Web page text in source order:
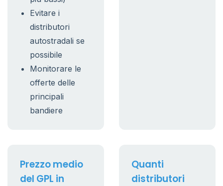
Evitare i
distributori
autostradali se
possibile
Monitorare le
offerte delle
principali
bandiere
Prezzo medio
del GPL in
Quanti
distributori